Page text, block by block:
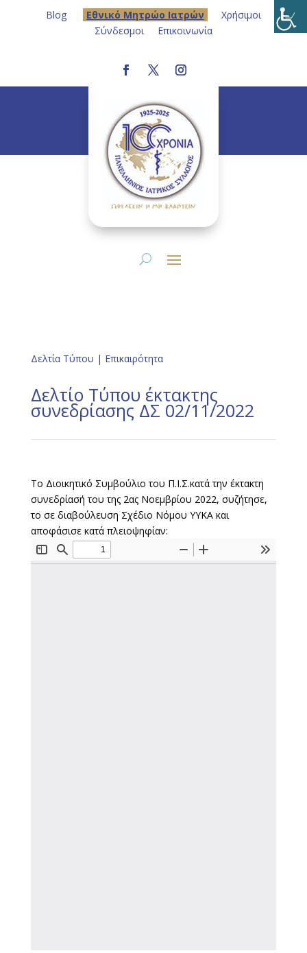
Blog Eθνικό Μητρώο Ιατρών
Χρήσιμοι
Σύνδεσμοι
Επικοινωνία
Δελτία Τύπου | Επικαιρότητα
Δελτίο Τύπου έκτακτης
συνεδρίασης ΔΣ 02/11/2022
Το Διοικητικό Συμβούλιο του Π.Ι.Σ.κατά την έκτακτη
συνεδρίασή του της 2ας Νοεμβρίου 2022, συζήτησε,
το σε διαβούλευση Σχέδιο Νόμου ΥΥΚΑ και
αποφάσισε κατά πλειοψηφίαν: